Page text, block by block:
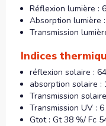
Réflexion lumière :
Absorption lumière
Transmission
Indices
réflexion solaire :
absorption solaire :
Transmission
Transmission UV : 6
Gtot : Gt 38 %/ Fc